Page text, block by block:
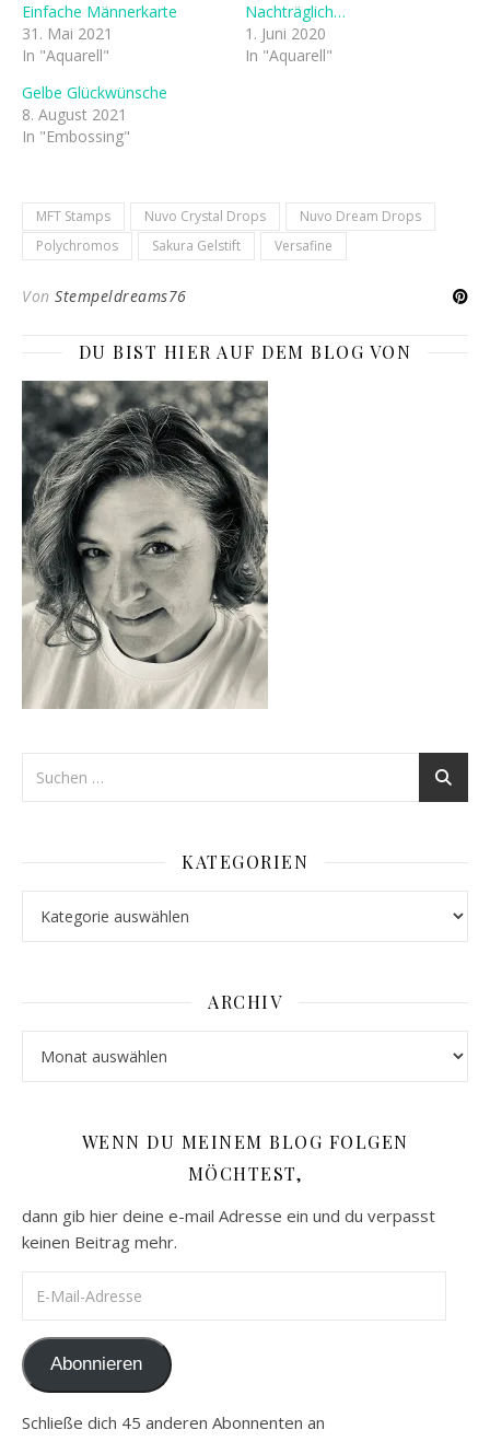
Einfache Männerkarte
31. Mai 2021
In "Aquarell"
Nachträglich…
1. Juni 2020
In "Aquarell"
Gelbe Glückwünsche
8. August 2021
In "Embossing"
MFT Stamps Nuvo Crystal Drops
Nuvo Dream Drops
Polychromos
Sakura Gelstift Versafine
Von Stempeldreams76
DU BIST HIER AUF DEM BLOG VON
KATEGORIEN
ARCHIV
WENN DU MEINEM BLOG FOLGEN
MÖCHTEST,
dann gib hier deine e-mail Adresse ein und du verpasst
keinen Beitrag mehr.
Abonnieren
Schließe dich 45 anderen Abonnenten an